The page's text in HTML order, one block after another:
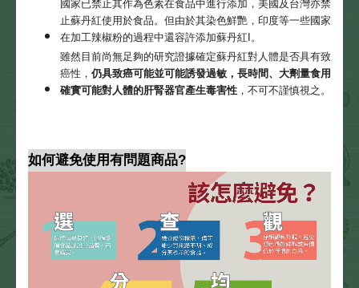
國家已禁止其作為色素在食品中進行添加，美國及台灣亦禁
止蘇丹紅使用於食品。但由於其染色鮮艷，印度等一些國家
在加工辣椒粉的過程中還容許添加蘇丹紅I。
雖然目前尚無足夠的研究證據確定蘇丹紅對人體是否具有致
癌性， 仍具致癌可能並可能誘發過敏，長時間、大劑量食用
確實可能對人體的肝腎器官產生毒害性 ，不可不謹慎視之。
如何避免使用有問題商品?